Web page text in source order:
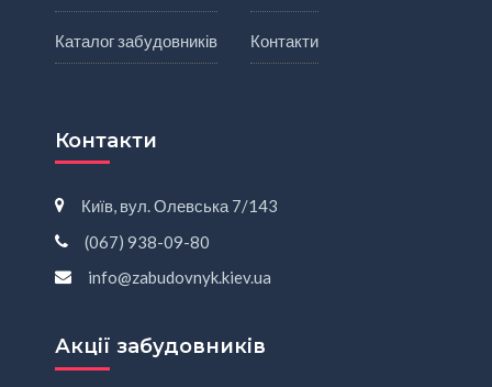
Каталог забудовників Контакти
Контакти
Київ, вул. Олевська 7/143
(067) 938-09-80
info@zabudovnyk.kiev.ua
Акції забудовників